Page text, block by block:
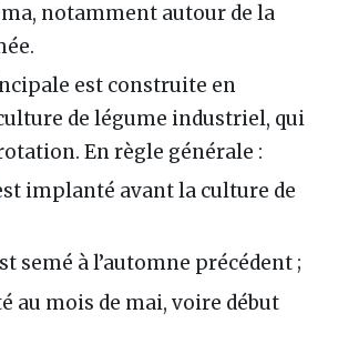
notamment autour de la
est construite en
de légume industriel, qui
En règle générale :
implanté avant la culture de
semé à l’automne précédent ;
au mois de mai, voire début